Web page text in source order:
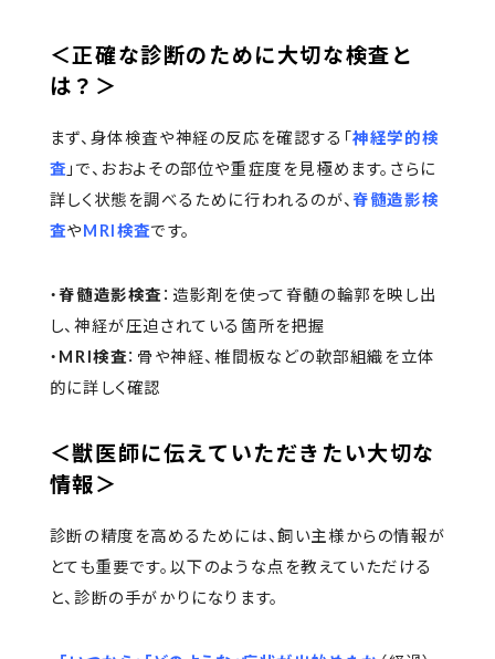
＜正確な診断のために大切な検査と
は？＞
まず、身体検査や神経の反応を確認する「神経学的検
査 」で、おおよその部位や重症度を見極めます。さらに
詳しく状態を調べるために行われるのが、脊髄造影検
査やMRI検査です。
・脊髄造影検査：造影剤を使って脊髄の輪郭を映し出
し、神経が圧迫されている箇所を把握
・ MRI検査：骨や神経、椎間板などの軟部組織を立体
的に詳しく確認
＜獣医師に伝えていただきたい大切な
情報＞
診断の精度を高めるためには、飼い主様からの情報が
とても重要です。以下のような点を教えていただける
と、診断の手がかりになります。